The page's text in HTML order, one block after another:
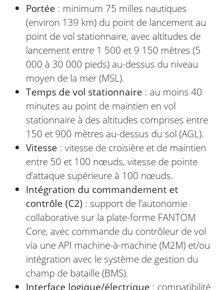
Portée : minimum 75 milles nautiques
(environ 139 km) du point de lancement au
point de vol stationnaire, avec altitudes de
lancement entre 1 500 et 9 150 mètres (5
000 à 30 000 pieds) au-dessus du niveau
moyen de la mer (MSL).
Temps de vol stationnaire : au moins 40
minutes au point de maintien en vol
stationnaire à des altitudes comprises entre
150 et 900 mètres au-dessus du sol (AGL).
Vitesse : vitesse de croisière et de maintien
entre 50 et 100 nœuds, vitesse de pointe
d’attaque supérieure à 100 nœuds.
Intégration du commandement et
contrôle (C2) : support de l’autonomie
collaborative sur la plate-forme FANTOM
Core, avec commande du contrôleur de vol
via une API machine-à-machine (M2M) et/ou
intégration avec le système de gestion du
champ de bataille (BMS).
Interface logique/électrique : compatibilité